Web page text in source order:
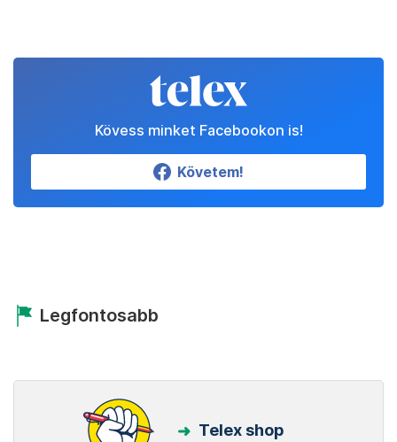
Kövess minket Facebookon is!
Követem!
Legfontosabb
Telex shop